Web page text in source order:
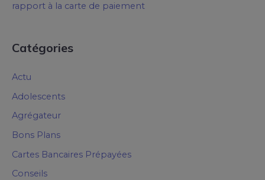
rapport à la carte de paiement
Catégories
Actu
Adolescents
Agrégateur
Bons Plans
Cartes Bancaires Prépayées
Conseils